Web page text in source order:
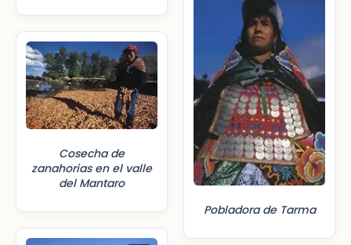
Cosecha de
zanahorias en el valle
del Mantaro
Pobladora de Tarma